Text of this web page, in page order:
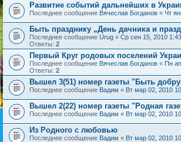
Развитие событий дальнейших в
Последнее сообщение Вячеслав Богданов « Чт
Быть празднику „День дачника и
Последнее сообщение Urug « Ср сен 15, 2010
Ответы: 2
Первый Круг родовых поселений
Последнее сообщение Вячеслав Богданов « Пн
Ответы: 2
Вышел 3(51) номер газеты "Быть
Последнее сообщение Вадим « Вт мар 02, 2010
Вышел 2(22) номер газеты "Родная
Последнее сообщение Вадим « Вт мар 02, 2010
Из Родного с любовью
Последнее сообщение Вадим « Вт мар 02, 2010